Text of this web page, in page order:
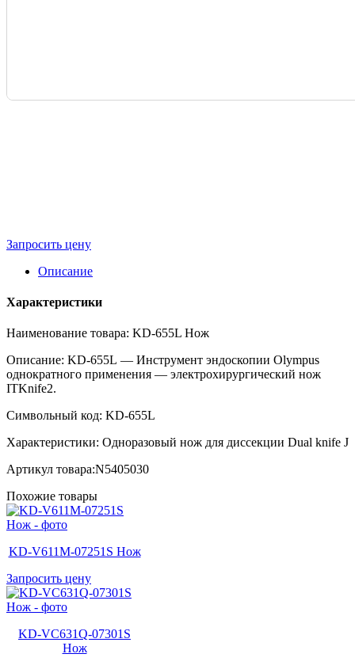
Запросить цену
Описание
Характеристики
Наименование товара: KD-655L Нож
Описание: KD-655L — Инструмент эндоскопии Olympus
однократного применения — электрохирургический нож
ITKnife2.
Символьный код: KD-655L
Характеристики: Одноразовый нож для диссекции Dual knife J
Артикул товара:N5405030
Похожие товары
KD-V611M-07251S Нож
Запросить цену
KD-VC631Q-07301S
Нож